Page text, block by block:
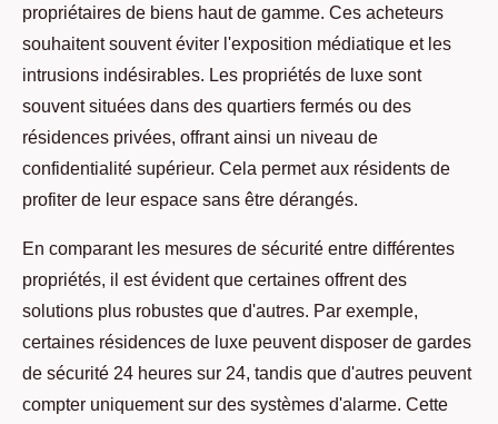
propriétaires de biens haut de gamme. Ces acheteurs
souhaitent souvent éviter l'exposition médiatique et les
intrusions indésirables. Les propriétés de luxe sont
souvent situées dans des quartiers fermés ou des
résidences privées, offrant ainsi un niveau de
confidentialité supérieur. Cela permet aux résidents de
profiter de leur espace sans être dérangés.
En comparant les mesures de sécurité entre différentes
propriétés, il est évident que certaines offrent des
solutions plus robustes que d'autres. Par exemple,
certaines résidences de luxe peuvent disposer de gardes
de sécurité 24 heures sur 24, tandis que d'autres peuvent
compter uniquement sur des systèmes d'alarme. Cette